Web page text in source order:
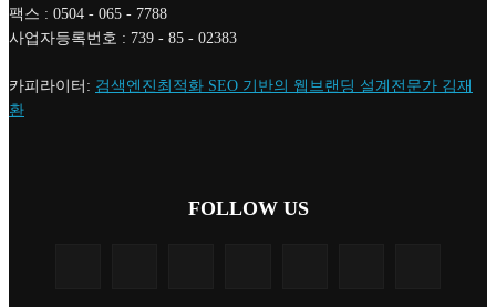
팩스 : 0504 - 065 - 7788
사업자등록번호 : 739 - 85 - 02383
카피라이터: 검색엔진최적화 SEO 기반의 웹브랜딩 설계전문가 김재
환
FOLLOW US